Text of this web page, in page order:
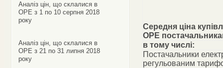
Аналіз цін, що склалися в
ОРЕ з 1 по 10 серпня 2018
року
Аналіз цін, що склалися в
ОРЕ з 21 по 31 липня 2018
року
Середня ціна
ОРЕ
в тому числі:
Постачальники
регульованим